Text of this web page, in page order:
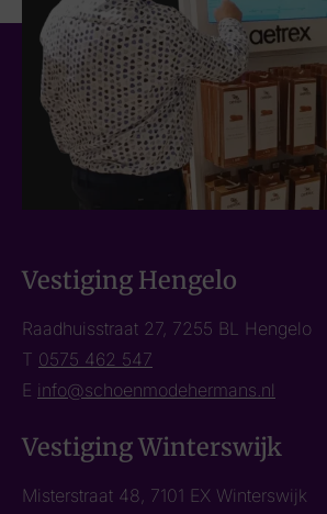
Vestiging Hengelo
Raadhuisstraat 27, 7255 BL Hengelo
T 0575 462 547
E info@schoenmodehermans.nl
Vestiging Winterswijk
Misterstraat 48, 7101 EX Winterswijk